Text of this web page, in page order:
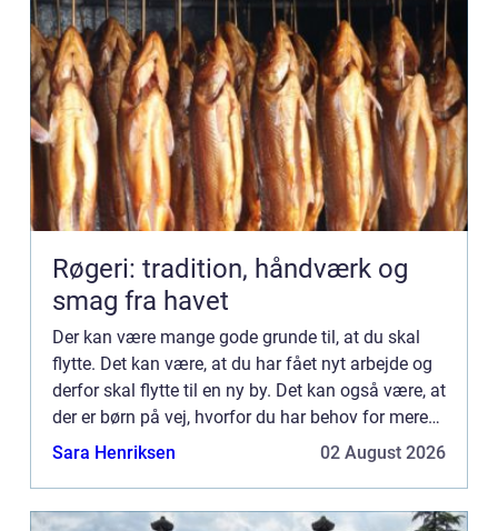
Røgeri: tradition, håndværk og
smag fra havet
Der kan være mange gode grunde til, at du skal
flytte. Det kan være, at du har fået nyt arbejde og
derfor skal flytte til en ny by. Det kan også være, at
der er børn på vej, hvorfor du har behov for mere
plads. Hvis du endelig har fundet din drømmebo...
Sara Henriksen 02 August 2026